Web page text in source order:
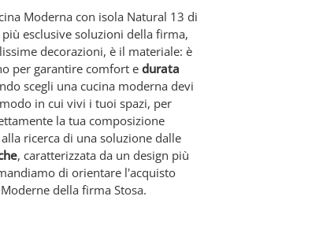
Moderna con isola Natural 13 di
esclusive soluzioni della firma,
decorazioni, è il materiale: è
per garantire comfort edurata
scegli una cucina moderna devi
in cui vivi i tuoi spazi, per
la tua composizione
alla ricerca di una soluzione dalle
, caratterizzata da un design più
di orientare l'acquisto
della firma Stosa.